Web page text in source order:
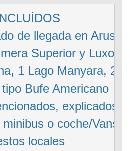
de llegada en
Superior y Luxo
1 Lago Manyara, 2
Bufe Americano
explicados
o coche/Vans
locales